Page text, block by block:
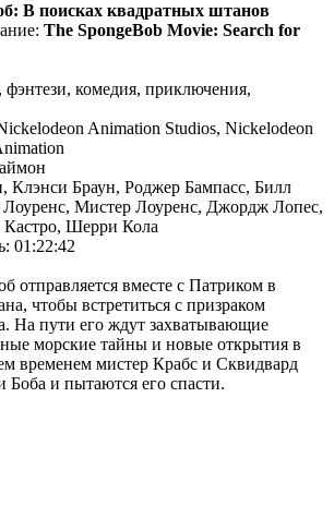
В поисках квадратных штанов
The SpongeBob Movie: Search for
комедия, приключения,
Animation Studios, Nickelodeon
Клэнси Браун, Роджер Бампасс, Билл
Мистер Лоуренс, Джордж Лопес,
Шерри Кола
01:22:42
отправляется вместе с Патриком в
чтобы встретиться с призраком
На пути его ждут захватывающие
морские тайны и новые открытия в
временем мистер Крабс и Сквидвард
Боба и пытаются его спасти.